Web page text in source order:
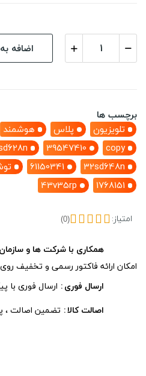
اضافه
برچسب ها
تلویزیون
پلاس هوشمند
copy
39547410
32sd648n
61150341
1768151
43v35rp
امتیاز: (0)
همکاری با شرکت ها و
امکان ارائه فاکتور رسمی و تخفیف
ارسال فوری ارسال فوری با
اصالت کالا تضمین اصالت ،